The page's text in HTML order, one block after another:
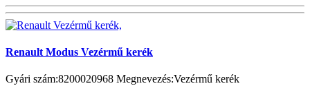
Renault Modus Vezérmű kerék
Gyári szám:8200020968 Megnevezés:Vezérmű kerék